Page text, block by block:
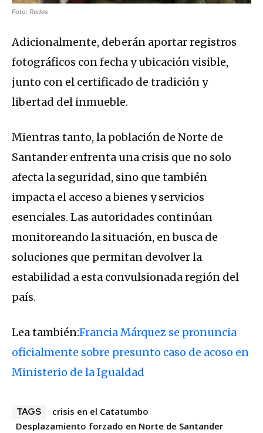
Foto: Redes
Adicionalmente, deberán aportar registros
fotográficos con fecha y ubicación visible,
junto con el certificado de tradición y
libertad del inmueble.
Mientras tanto, la población de Norte de
Santander enfrenta una crisis que no solo
afecta la seguridad, sino que también
impacta el acceso a bienes y servicios
esenciales. Las autoridades continúan
monitoreando la situación, en busca de
soluciones que permitan devolver la
estabilidad a esta convulsionada región del
país.
Lea también:Francia Márquez se pronuncia
oficialmente sobre presunto caso de acoso en
Ministerio de la Igualdad
TAGS
crisis en el Catatumbo
Desplazamiento forzado en Norte de Santander